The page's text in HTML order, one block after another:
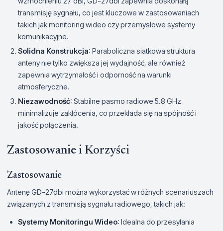
transmisję sygnału, co jest kluczowe w zastosowaniach
takich jak monitoring wideo czy przemysłowe systemy
komunikacyjne.
Solidna Konstrukcja: Paraboliczna siatkowa struktura
anteny nie tylko zwiększa jej wydajność, ale również
zapewnia wytrzymałość i odporność na warunki
atmosferyczne.
Niezawodność: Stabilne pasmo radiowe 5.8 GHz
minimalizuje zakłócenia, co przekłada się na spójność i
jakość połączenia.
Zastosowanie i Korzyści
Zastosowanie
Antenę GD-27dbi można wykorzystać w różnych scenariuszach
związanych z transmisją sygnału radiowego, takich jak:
Systemy Monitoringu Wideo: Idealna do przesyłania